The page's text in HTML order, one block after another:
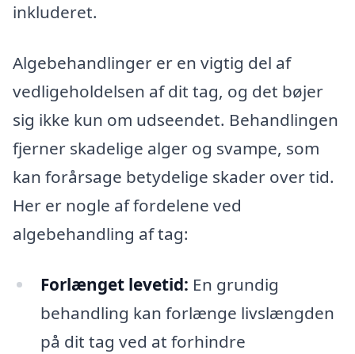
inkluderet.
Algebehandlinger er en vigtig del af
vedligeholdelsen af dit tag, og det bøjer
sig ikke kun om udseendet. Behandlingen
fjerner skadelige alger og svampe, som
kan forårsage betydelige skader over tid.
Her er nogle af fordelene ved
algebehandling af tag:
Forlænget levetid: En grundig
behandling kan forlænge livslængden
på dit tag ved at forhindre